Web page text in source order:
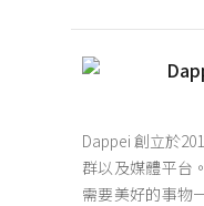
Dappei 創立於
群以及媒體平台
需要美好的事物